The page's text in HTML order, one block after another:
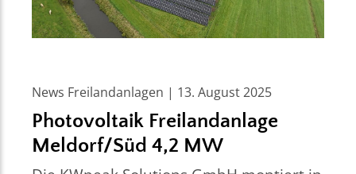
News Freilandanlagen | 13. August 2025
Photovoltaik Freilandanlage
Meldorf/Süd 4,2 MW